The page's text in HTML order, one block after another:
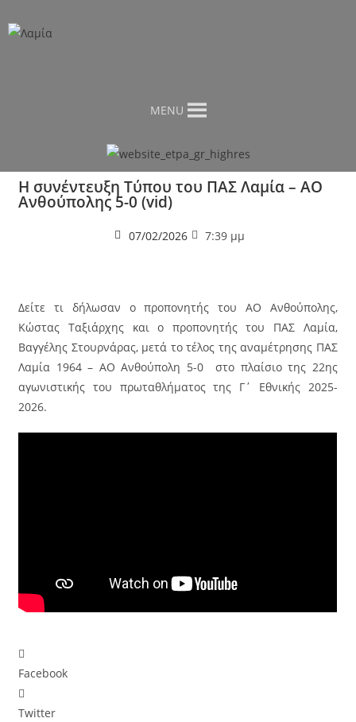
MENU
Η συνέντευξη Τύπου του ΠΑΣ Λαμία – ΑΟ
Ανθούπολης 5-0 (vid)
07/02/2026 7:39 μμ
Δείτε τι δήλωσαν ο προπονητής του ΑΟ Ανθούπολης,
Κώστας Ταξιάρχης και ο προπονητής του ΠΑΣ Λαμία,
Βαγγέλης Στουρνάρας, μετά το τέλος της αναμέτρησης ΠΑΣ
Λαμία 1964 – ΑΟ Ανθούπολη 5-0 στο πλαίσιο της 22ης
αγωνιστικής του πρωταθλήματος της Γ΄ Εθνικής 2025-
2026.
Facebook
Twitter